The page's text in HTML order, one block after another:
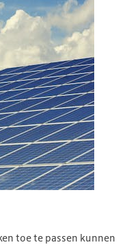
toe te passen kunnen